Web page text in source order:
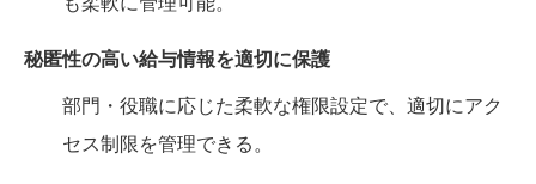
秘匿性の高い給与情報を適切に保護
部門・役職に応じた柔軟な権限設定で、適切にアク
セス制限を管理できる。